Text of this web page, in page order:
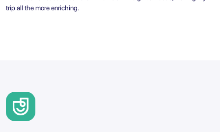
trip all the more enriching.